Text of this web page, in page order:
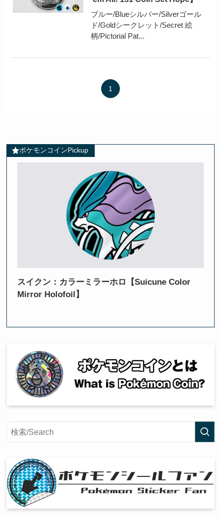
ブルー/Blueシルバー/Silverゴール
ド/Goldシークレット/Secret 絵
柄/Pictorial Pat...
1
ポケモンコインPickup
スイクン：カラーミラーホロ【Suicune Color
Mirror Holofoil】